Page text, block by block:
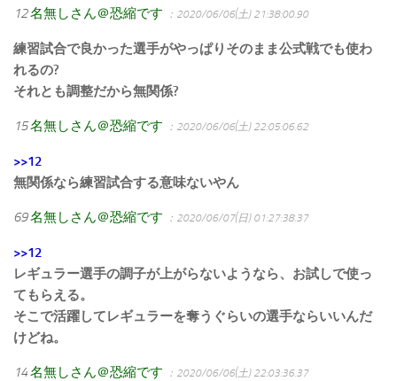
12名無しさん＠恐縮です ：2020/06/06(土) 21:38:00.90
練習試合で良かった選手がやっぱりそのまま公式戦でも使わ
れるの?
それとも調整だから無関係?
15名無しさん＠恐縮です ：2020/06/06(土) 22:05:06.62
>>12
無関係なら練習試合する意味ないやん
69名無しさん＠恐縮です ：2020/06/07(日) 01:27:38.37
>>12
レギュラー選手の調子が上がらないようなら、お試しで使っ
てもらえる。
そこで活躍してレギュラーを奪うぐらいの選手ならいいんだ
けどね。
14名無しさん＠恐縮です ：2020/06/06(土) 22:03:36.37